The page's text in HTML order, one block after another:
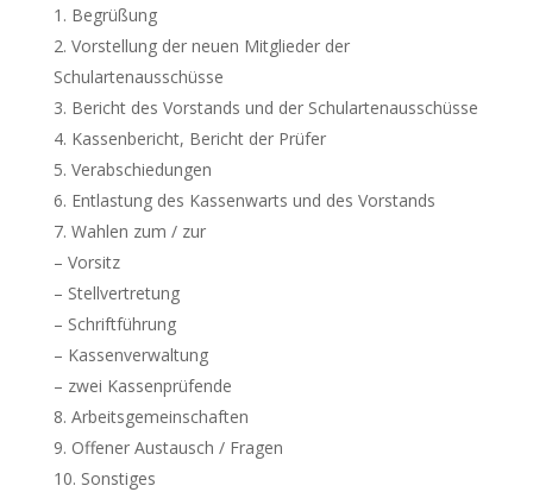
Begrüßung
Vorstellung der neuen Mitglieder der
Schulartenausschüsse
Bericht des Vorstands und der Schulartenausschüsse
Kassenbericht, Bericht der Prüfer
Verabschiedungen
Entlastung des Kassenwarts und des Vorstands
Wahlen zum / zur
– Vorsitz
– Stellvertretung
– Schriftführung
– Kassenverwaltung
– zwei Kassenprüfende
Arbeitsgemeinschaften
Offener Austausch / Fragen
Sonstiges